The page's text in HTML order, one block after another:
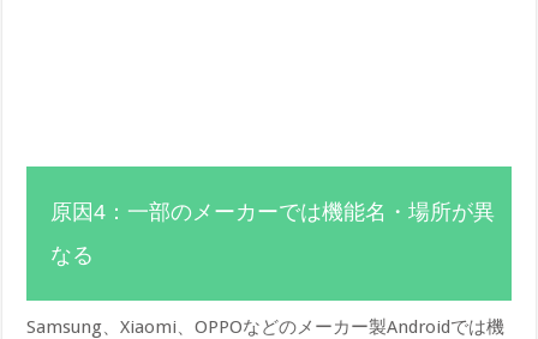
原因4：一部のメーカーでは機能名・場所が異
なる
Samsung、Xiaomi、OPPOなどのメーカー製Androidでは機